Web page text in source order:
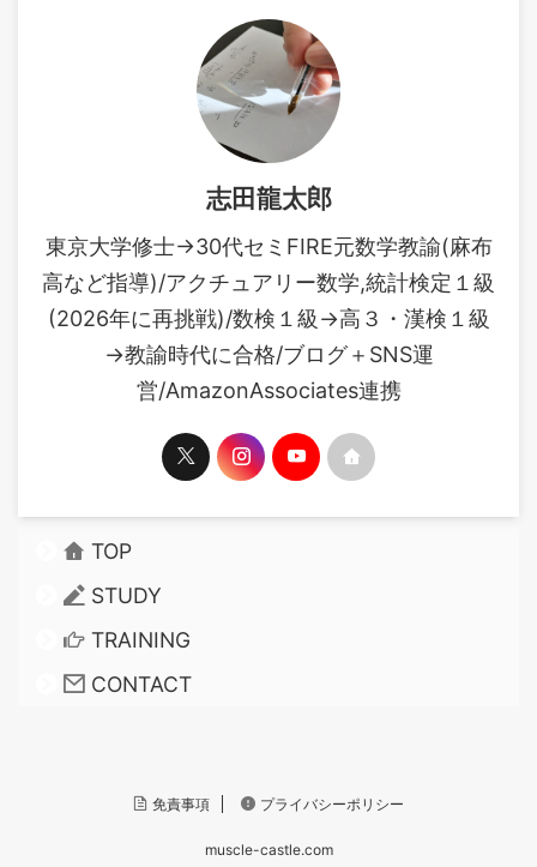
志田龍太郎
東京大学修士→30代セミFIRE元数学教諭(麻布
高など指導)/アクチュアリー数学,統計検定１級
(2026年に再挑戦)/数検１級→高３・漢検１級
→教諭時代に合格/ブログ＋SNS運
営/AmazonAssociates連携
TOP
STUDY
TRAINING
CONTACT
免責事項 プライバシーポリシー
muscle-castle.com